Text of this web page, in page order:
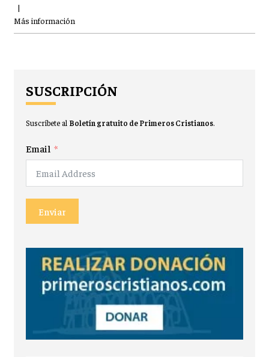
|
Más información
SUSCRIPCIÓN
Suscríbete al Boletín gratuito de Primeros Cristianos.
Email
Enviar